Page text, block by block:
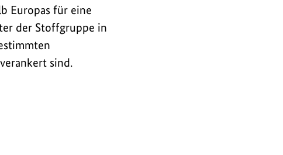
Europas für eine
der Stoffgruppe in
sind.